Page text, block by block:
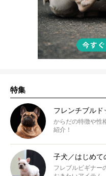
特集
フレンチブル
からだの特徴や性
紹介！
子犬／はじめて
フレブルビギナー